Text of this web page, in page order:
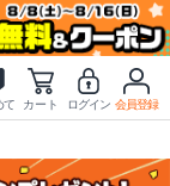
て カート ログイン 会員登録